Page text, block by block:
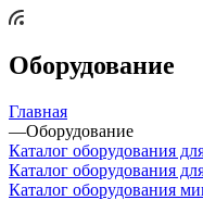
Оборудование
Главная
—Оборудование
Каталог оборудования
Каталог оборудования
Каталог оборудования